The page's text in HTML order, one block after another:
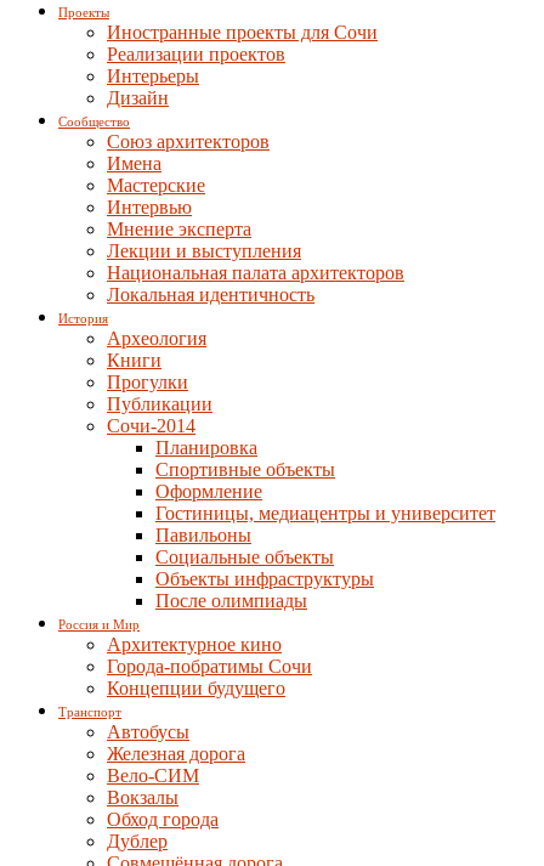
Проекты
Иностранные проекты для Сочи
Реализации проектов
Интерьеры
Дизайн
Сообщество
Союз архитекторов
Имена
Мастерские
Интервью
Мнение эксперта
Лекции и выступления
Национальная палата архитекторов
Локальная идентичность
История
Археология
Книги
Прогулки
Публикации
Сочи-2014
Планировка
Спортивные объекты
Оформление
Гостиницы, медиацентры и университет
Павильоны
Социальные объекты
Объекты инфраструктуры
После олимпиады
Россия и Мир
Архитектурное кино
Города-побратимы Сочи
Концепции будущего
Транспорт
Автобусы
Железная дорога
Вело-СИМ
Вокзалы
Обход города
Дублер